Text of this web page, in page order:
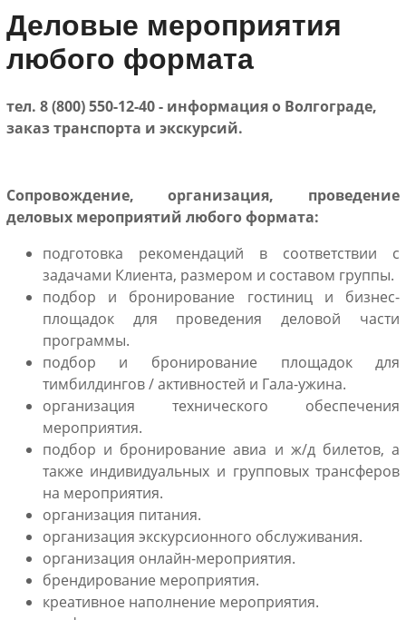
Деловые мероприятия
любого формата
тел. 8 (800) 550-12-40 - информация о Волгограде,
заказ транспорта и экскурсий.
Сопровождение, организация, проведение
деловых мероприятий любого формата:
подготовка рекомендаций в соответствии с
задачами Клиента, размером и составом группы.
подбор и бронирование гостиниц и бизнес-
площадок для проведения деловой части
программы.
подбор и бронирование площадок для
тимбилдингов / активностей и Гала-ужина.
организация технического обеспечения
мероприятия.
подбор и бронирование авиа и ж/д билетов, а
также индивидуальных и групповых трансферов
на мероприятия.
организация питания.
организация экскурсионного обслуживания.
организация онлайн-мероприятия.
брендирование мероприятия.
креативное наполнение мероприятия.